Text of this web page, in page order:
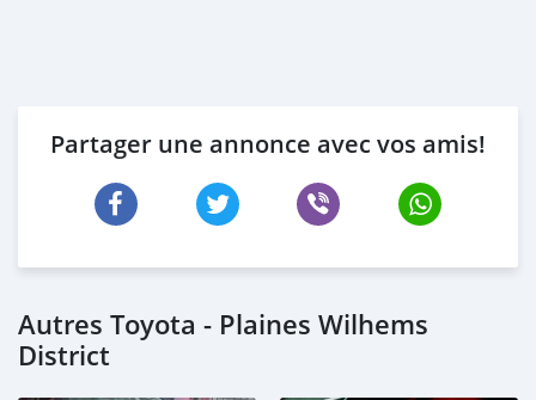
Partager une annonce avec vos amis!
Autres Toyota - Plaines Wilhems
District